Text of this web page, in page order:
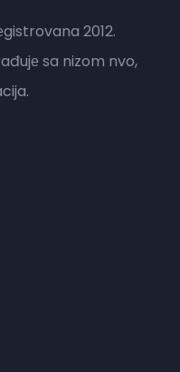
2012.
sa nizom nvo,